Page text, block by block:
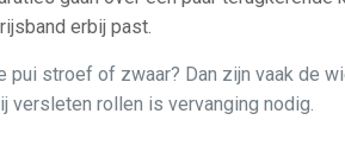
erbij past.
pui stroef of zwaar? Dan zijn vaak de
versleten rollen is vervanging nodig.